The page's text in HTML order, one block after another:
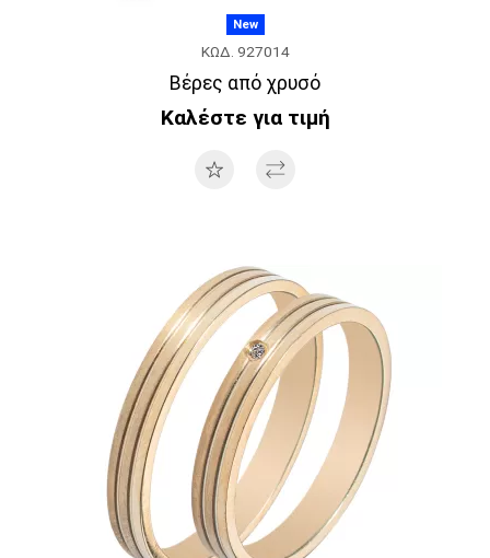
New
ΚΩΔ. 927014
Βέρες από χρυσό
Καλέστε για τιμή